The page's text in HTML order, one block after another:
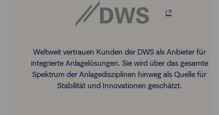
Weltweit vertrauen Kunden der DWS als Anbieter für
integrierte Anlagelösungen. Sie wird über das gesamte
Spektrum der Anlagedisziplinen hinweg als Quelle für
Stabilität und Innovationen geschätzt.